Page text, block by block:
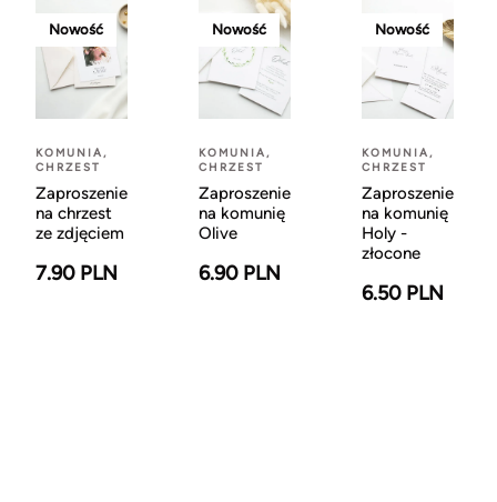
Nowość
KOMUNIA,
CHRZEST
Zaproszenie
na chrzest
ze zdjęciem
7.90 PLN
Nowość
KOMUNIA,
CHRZEST
Zaproszenie
na komunię
Olive
6.90 PLN
Nowość
KOMUNIA,
CHRZEST
Zaproszenie
na komunię
Holy -
złocone
6.50 PLN